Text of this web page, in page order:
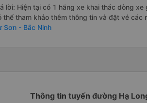
lời: Hiện tại có 1 hãng xe khai thác dòng
thể tham khảo thêm thông tin và đặt vé các
Sơn - Bắc Ninh
Thông tin tuyến đường Hạ